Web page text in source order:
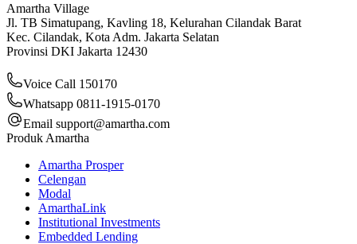
Amartha Village
Jl. TB Simatupang, Kavling 18, Kelurahan Cilandak Barat
Kec. Cilandak, Kota Adm. Jakarta Selatan
Provinsi DKI Jakarta 12430
Voice Call 150170
Whatsapp 0811-1915-0170
Email support@amartha.com
Produk Amartha
Amartha Prosper
Celengan
Modal
AmarthaLink
Institutional Investments
Embedded Lending